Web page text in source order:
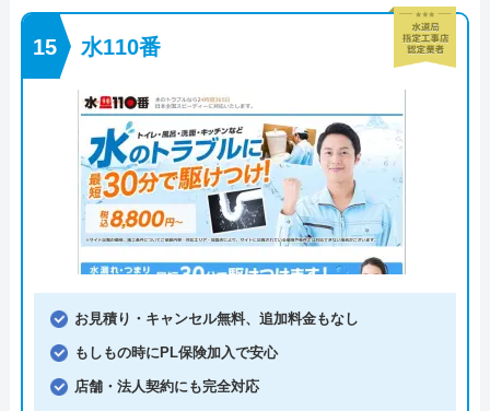
水110番
お見積り・キャンセル無料、追加料金もなし
もしもの時にPL保険加入で安心
店舗・法人契約にも完全対応